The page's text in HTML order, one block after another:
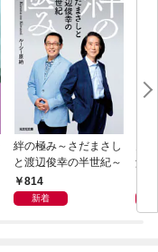
絆の極み～さだまさし
と渡辺俊幸の半世紀～
814
新着
父